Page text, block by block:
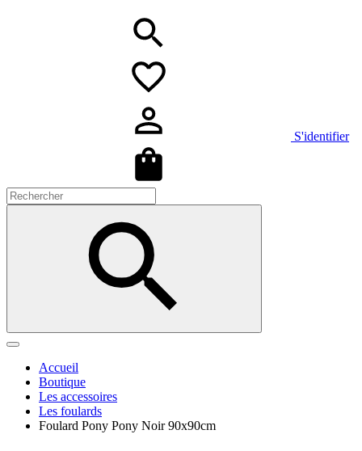
S'identifier
Accueil
Boutique
Les accessoires
Les foulards
Foulard Pony Pony Noir 90x90cm